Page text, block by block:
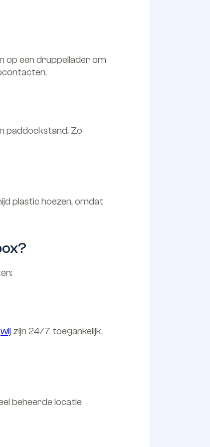
op een druppellader om
paddockstand. Zo
plastic hoezen, omdat
wij zijn 24/7 toegankelijk,
beheerde locatie